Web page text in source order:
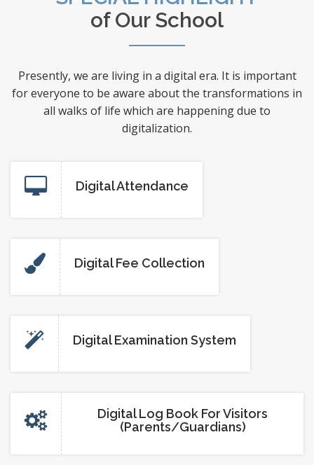
ALUMNI MEET
COUNSELLING SESSION BY DR.
A SEVEN DAY CAMP
BUSINESS SEMINAR
COUNSELLING WORKSHOP
SPORTS MEET
of Our School
Presently, we are living in a digital era. It is important
for everyone to be aware about the transformations in
all walks of life which are happening due to
digitalization.
Digital Attendance
Digital Fee Collection
Digital Examination System
Digital Log Book For Visitors
(Parents/Guardians)